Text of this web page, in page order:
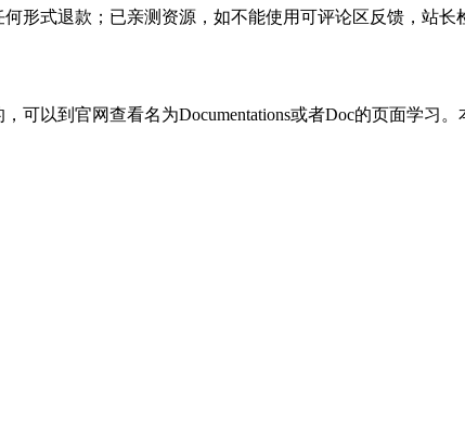
形式退款；已亲测资源，如不能使用可评论区反馈，站长
以到官网查看名为Documentations或者Doc的页面学习